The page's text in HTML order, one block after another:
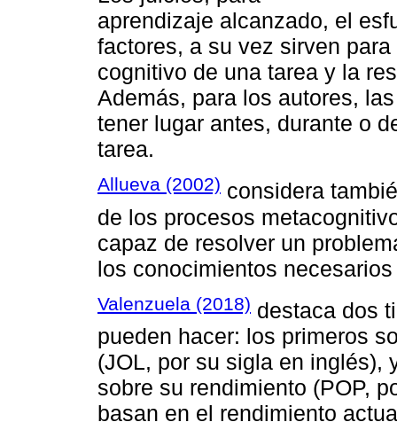
aprendizaje alcanzado, el
factores, a su vez sirven
cognitivo de una tarea y la
Además, para los autores,
tener lugar antes, durante o
tarea.
Allueva (2002) considera
de los procesos
capaz de resolver un
los conocimientos
Valenzuela (2018) destaca dos
pueden hacer: los primeros
(JOL, por su sigla en inglés),
sobre su rendimiento (POP,
basan en el rendimiento